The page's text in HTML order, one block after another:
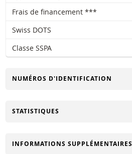
Frais de financement ***
Swiss DOTS
Classe SSPA
CHANGER
NUMÉROS D'IDENTIFICATION
CHANGER
STATISTIQUES
CHANGER
INFORMATIONS SUPPLÉMENTAIRES